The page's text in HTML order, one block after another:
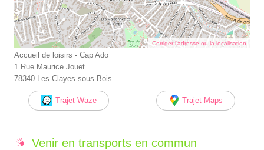
Corriger l’adresse ou la localisation
Accueil de loisirs - Cap Ado
1 Rue Maurice Jouet
78340 Les Clayes-sous-Bois
Trajet Waze Trajet Maps
Venir en transports en commun